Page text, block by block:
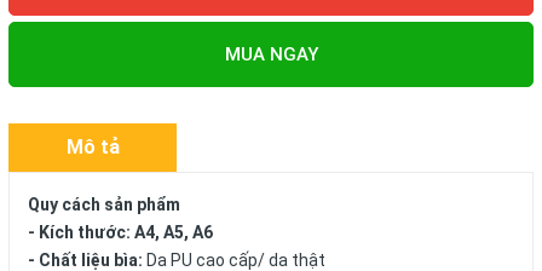
MUA NGAY
Mô tả
Quy cách sản phẩm
- Kích thước: A4, A5, A6
- Chất liệu bìa: Da PU cao cấp/ da thật